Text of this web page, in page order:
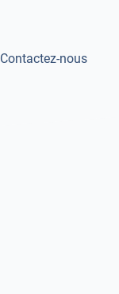
Contactez-nous